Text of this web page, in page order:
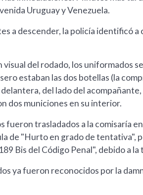
Uruguay y Venezuela.
a descender, la policía identificó
visual del rodado, los uniformados
estaban las dos botellas (la
del lado del
dos municiones en su interior.
fueron trasladados a la comisaría
de "Hurto en grado de tentativa",
Bis del Código Penal", debido a
ya fueron reconocidos por la